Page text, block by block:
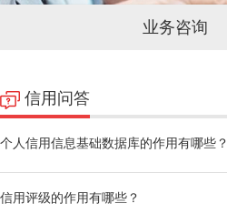
业务咨询
信用问答
个人信用信息基础数据库的作用有哪些？
信用评级的作用有哪些？